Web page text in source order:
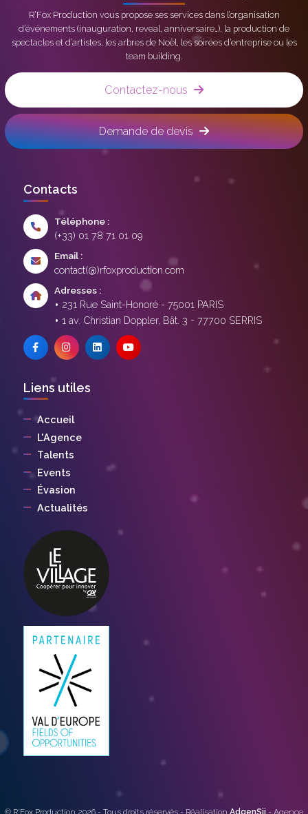
R’Fox Production vous propose ses services dans l’organisation
d’événements (inauguration, reveal, anniversaire…), la production de
spectacles et d’artistes, les arbres de Noël, les soirées d’entreprise ou les
team building.
Contactez-nous
Demande de devis
Contacts
Téléphone :
(+33) 01 78 71 01 09
Email :
contact(@)rfoxproduction.com
Adresses :
231 Rue Saint-Honoré - 75001 PARIS
1 av. Christian Doppler, Bât. 3 - 77700 SERRIS
Liens utiles
Accueil
L'Agence
Talents
Events
Évasion
Actualités